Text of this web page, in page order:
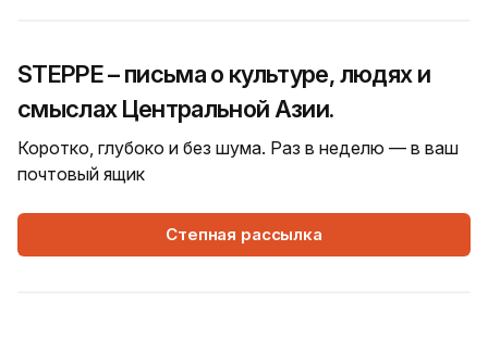
STEPPE – письма о культуре, людях и
смыслах Центральной Азии.
Коротко, глубоко и без шума. Раз в неделю — в ваш
почтовый ящик
Степная рассылка